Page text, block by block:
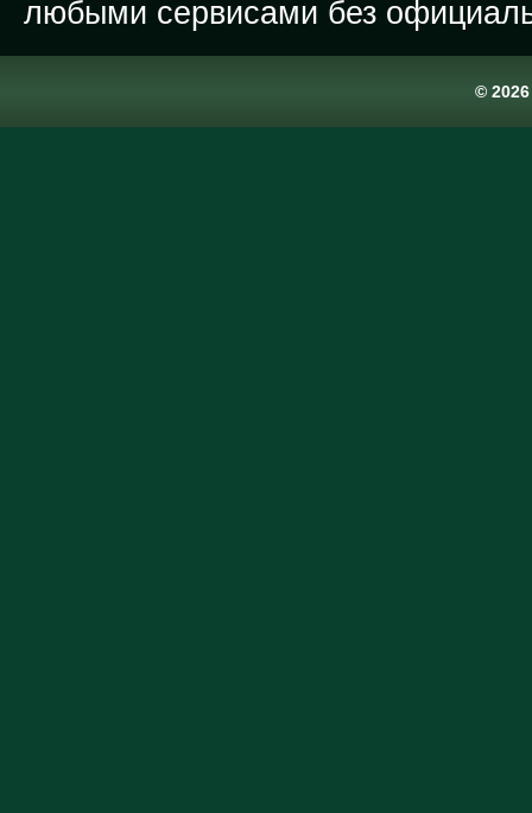
любыми сервисами без
©